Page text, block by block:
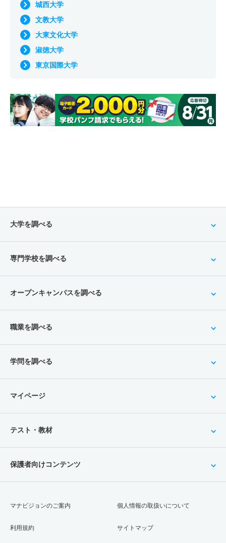
城西大学
文教大学
大東文化大学
淑徳大学
東京国際大学
大学を調べる
専門学校を調べる
オープンキャンパスを調べる
職業を調べる
学問を調べる
マイページ
テスト・教材
保護者向けコンテンツ
マナビジョンのご案内
利用規約
個人情報の取扱いについて
サイトマップ